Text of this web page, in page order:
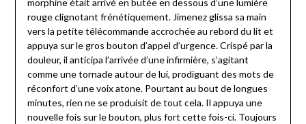
rouge clignotant frénétiquement. Jimenez glissa sa main
vers la petite télécommande accrochée au rebord du lit et
appuya sur le gros bouton d’appel d’urgence. Crispé par la
douleur, il anticipa l’arrivée d’une infirmière, s’agitant
comme une tornade autour de lui, prodiguant des mots de
réconfort d’une voix atone. Pourtant au bout de longues
minutes, rien ne se produisit de tout cela. Il appuya une
nouvelle fois sur le bouton, plus fort cette fois-ci. Toujours